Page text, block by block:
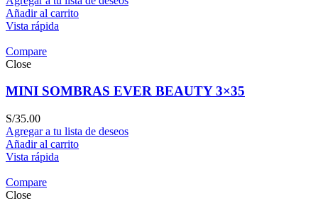
Añadir al carrito
Vista rápida
Compare
Close
MINI SOMBRAS EVER BEAUTY 3×35
S/35.00
Agregar a tu lista de deseos
Añadir al carrito
Vista rápida
Compare
Close